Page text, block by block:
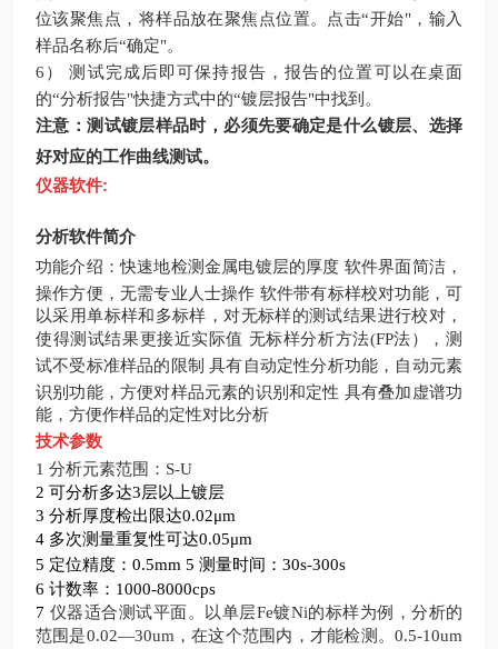
位该聚焦点，将样品放在聚焦点位置。 点击“开始"，输入
样品名称后“确定"。
6）
测试完成后即可保持报告，报告的位置可以在桌面
的“分析报告"快捷方式中的“镀层报告"中找到。
注意：测试镀层样品时，必须先要确定是什么镀层、选择
好对应的工作曲线测试。
仪器软件:
分析软件简介
功能介绍：快速地检测金属电镀层的厚度 软件界面简洁，
操作方便，无需专业人士操作 软件带有标样校对功能，可
以采用单标样和多标样，对无标样的测试结果进行校对，
使得测试结果更接近实际值 无标样分析方法(FP法），测
试不受标准样品的限制 具有自动定性分析功能，自动元素
识别功能，方便对样品元素的识别和定性 具有叠加虚谱功
能，方便作样品的定性对比分析
技术参数
1 分析元素范围：S-U
2 可分析多达3层以上镀层
3 分析厚度检出限达0.02μm
4 多次测量重复性可达0.05μm
5 定位精度：0.5mm 5 测量时间：30s-300s
6 计数率：1000-8000cps
7 仪器适合测试平面。以单层Fe镀Ni的标样为例，分析的
范围是0.02—30um，在这个范围内，才能检测。0.5-10um